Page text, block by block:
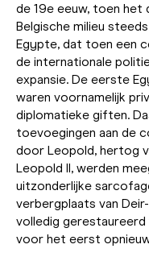
de 19e eeuw, toen het
Belgische milieu
Egypte, dat toen een
de internationale
expansie. De eerste
waren voornamelijk
diplomatieke giften.
toevoegingen aan de
door Leopold, hertog
Leopold II, werden
uitzonderlijke
verbergplaats van
volledig
voor het eerst